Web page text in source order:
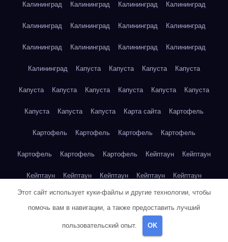
Калининград Калининград Калининград Калининград
Калининград Калининград Калининград Калининград
Калининград Калининград Калининград Калининград
Калининград Капуста Капуста Капуста Капуста
Капуста Капуста Капуста Капуста Капуста Капуста
Капуста Капуста Капуста Карта сайта Картофель
Картофель Картофель Картофель Картофель
Картофель Картофель Картофель Кейптаун Кейптаун
Кейптаун Кейптаун Кейптаун Кейптаун Кейптаун
Кейптаун Кейптаун Кейптаун Кейптаун Кейптаун
Кейптаун
Этот сайт использует куки-файлы и другие технологии, чтобы
помочь вам в навигации, а также предоставить лучший
пользовательский опыт. OK